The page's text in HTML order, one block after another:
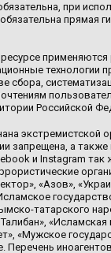
при
прямая
технологии
сбора,
Российской
экстремистской
запрещена, а
и Instagram
«Азов»,
татарского
«Исламская
«Мужское
Перечень